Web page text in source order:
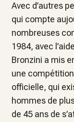
Avec d’autres
qui compte
nombreuses
1984, avec
Bronzini a mis
une
officielle, qui
hommes de
de 45 ans de